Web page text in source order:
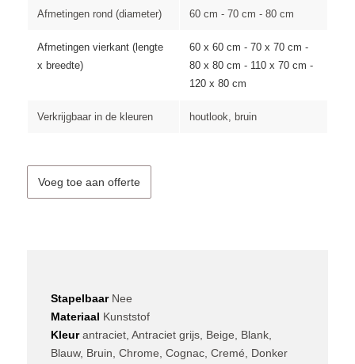
Afmetingen rond (diameter) 60 cm - 70 cm - 80 cm
Afmetingen vierkant (lengte
x breedte)
60 x 60 cm - 70 x 70 cm -
80 x 80 cm - 110 x 70 cm -
120 x 80 cm
Verkrijgbaar in de kleuren houtlook, bruin
Voeg toe aan offerte
StapelbaarNee
Materiaal Kunststof
Kleurantraciet, Antraciet grijs, Beige, Blank,
Blauw, Bruin, Chrome, Cognac, Cremé, Donker